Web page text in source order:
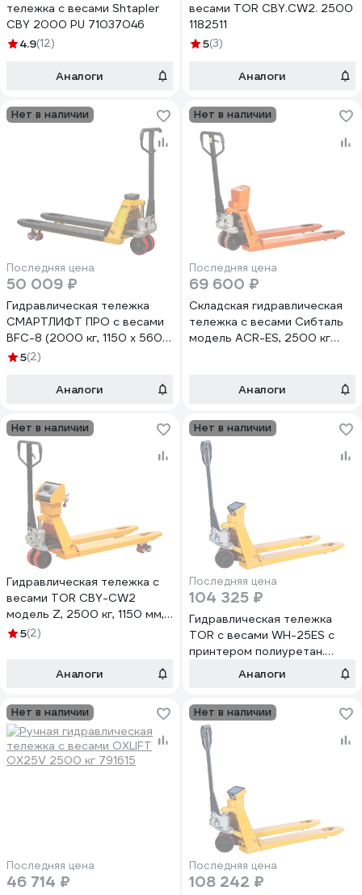
тележка с весами Shtapler
CBY 2000 PU 71037046
4.9(12)
Аналоги
весами TOR CBY.CW2. 2500
1182511
5(3)
Аналоги
Нет в наличии
Последняя цена
50 009 ₽
Гидравлическая тележка
СМАРТЛИФТ ПРО с весами
BFC-8 (2000 кг, 1150 x 560
мм, PDP) 99-1005
5(2)
Аналоги
Нет в наличии
Последняя цена
69 600 ₽
Складская гидравлическая
тележка c весами Сибталь
модель ACR-ES, 2500 кг
Аналоги
Нет в наличии
Гидравлическая тележка с
весами TOR CBY-CW2
модель Z, 2500 кг, 1150 мм,
полиуретановые колеса
5(2)
Аналоги
Нет в наличии
Последняя цена
104 325 ₽
Гидравлическая тележка
TOR с весами WH-25ES с
принтером полиуретан.
колеса 1010038
Аналоги
Нет в наличии
Последняя цена
46 714 ₽
Нет в наличии
Последняя цена
108 242 ₽